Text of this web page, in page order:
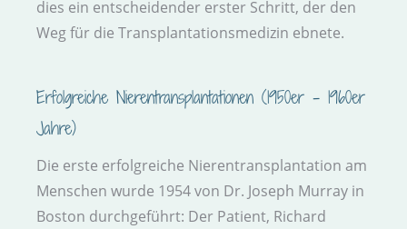
dies ein entscheidender erster Schritt, der den
Weg für die Transplantations­medizin ebnete.
Erfolgreiche Nieren­transplantationen (1950er – 1960er
Jahre)
Die erste erfolgreiche Nieren­transplantation am
Menschen wurde 1954 von Dr. Joseph Murray in
Boston durchgeführt: Der Patient, Richard